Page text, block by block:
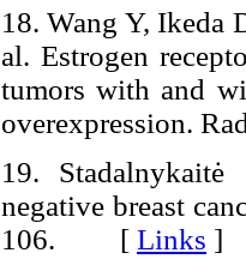
18. Wang Y, Ikeda
al. Estrogen
tumors with and
overexpression.
19.
negative breast
106. [ Links ]